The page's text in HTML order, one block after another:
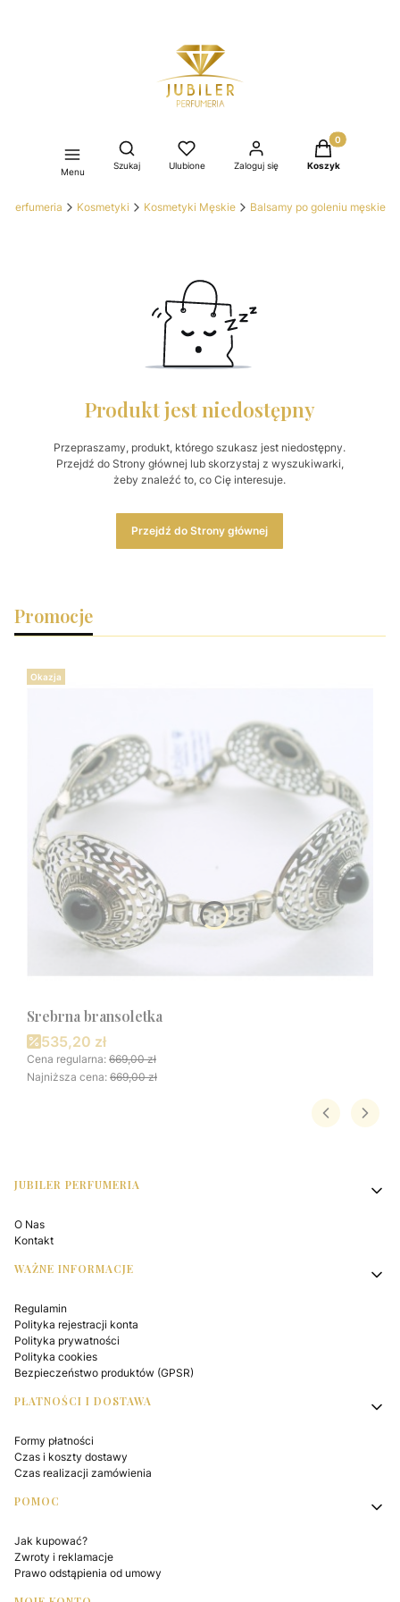
Menu
Otwórz wyszukiwarkę
Szukaj Ulubione Zaloguj się
Produkty w
Koszyk
Perfumeria Kosmetyki Kosmetyki Męskie Balsamy po goleniu męskie
Produkt jest niedostępny
Przepraszamy, produkt, którego szukasz jest niedostępny.
Przejdź do Strony głównej lub skorzystaj z wyszukiwarki,
żeby znaleźć to, co Cię interesuje.
Przejdź do Strony głównej
Promocje
Okazja
Srebrna bransoletka
Cena promocyjna
535,20 zł
Cena regularna: 669,00 zł
Najniższa cena: 669,00 zł
Linki w stopce
JUBILER PERFUMERIA
O Nas
Kontakt
WAŻNE INFORMACJE
Regulamin
Polityka rejestracji konta
Polityka prywatności
Polityka cookies
Bezpieczeństwo produktów (GPSR)
PŁATNOŚCI I DOSTAWA
Formy płatności
Czas i koszty dostawy
Czas realizacji zamówienia
POMOC
Jak kupować?
Zwroty i reklamacje
Prawo odstąpienia od umowy